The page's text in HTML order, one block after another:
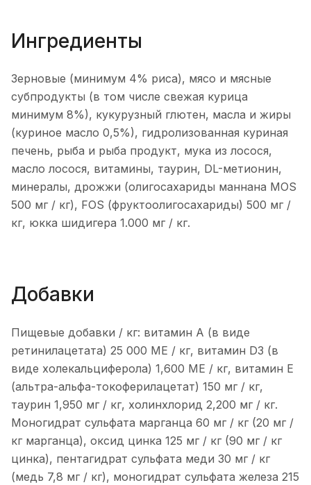
Ингредиенты
Зерновые (минимум 4% риса), мясо и мясные
субпродукты (в том числе свежая курица
минимум 8%), кукурузный глютен, масла и жиры
(куриное масло 0,5%), гидролизованная куриная
печень, рыба и рыба продукт, мука из лосося,
масло лосося, витамины, таурин, DL-метионин,
минералы, дрожжи (олигосахариды маннана MOS
500 мг / кг), FOS (фруктоолигосахариды) 500 мг /
кг, юкка шидигера 1.000 мг / кг.
Добавки
Пищевые добавки / кг: витамин А (в виде
ретинилацетата) 25 000 МЕ / кг, витамин D3 (в
виде холекальциферола) 1,600 МЕ / кг, витамин Е
(альтра-альфа-токоферилацетат) 150 мг / кг,
таурин 1,950 мг / кг, холинхлорид 2,200 мг / кг.
Моногидрат сульфата марганца 60 мг / кг (20 мг /
кг марганца), оксид цинка 125 мг / кг (90 мг / кг
цинка), пентагидрат сульфата меди 30 мг / кг
(медь 7,8 мг / кг), моногидрат сульфата железа 215